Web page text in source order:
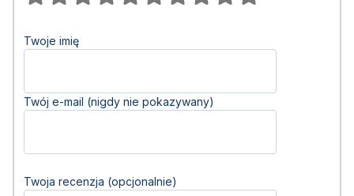
Twoje imię
Twój e-mail (nigdy nie pokazywany)
Twoja recenzja (opcjonalnie)